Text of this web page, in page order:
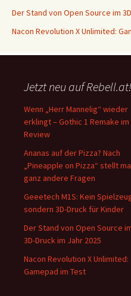
Der Stand von Open Source im
Nacon Revolution X Unlimited:
Jetzt neu auf Rebell.at!
Wenn „Herr Mannelig“ wieder
erklingt – Gothic 1 Remake im
Review
Ananas auf der Pizza? Nach
„Pineapple on Pizza“ stellt
ganz andere Fragen
Geeetech M1S: Kein
sondern 3D-Druck für Kinder
Der Stand von Open Source
3D-Druck im Jahr 2025
Nacon Revolution X Unlimited:
Gamepad im Test